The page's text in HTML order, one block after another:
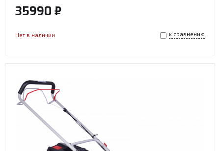
35990 ₽
к сравнению
Нет в наличии